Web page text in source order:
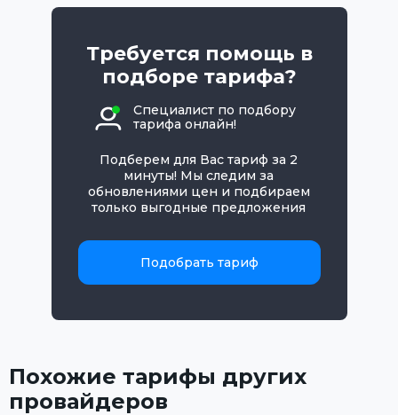
Требуется помощь в
подборе тарифа?
Специалист по подбору
тарифа онлайн!
Подберем для Вас тариф за 2
минуты! Мы следим за
обновлениями цен и подбираем
только выгодные предложения
Подобрать тариф
Похожие тарифы других
провайдеров